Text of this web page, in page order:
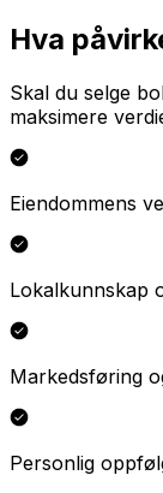
Hva
Skal du selge
maksimere
Eiendommens
Lokalkunnskap
Markedsføring
Personlig